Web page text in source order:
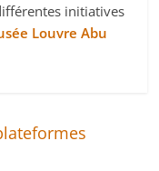
initiatives
Louvre Abu